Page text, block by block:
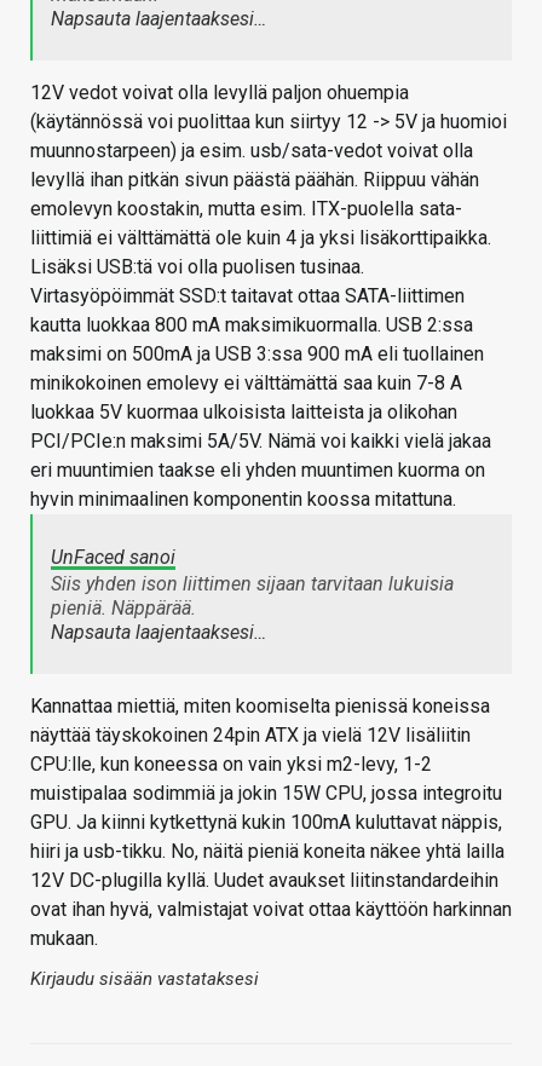
Napsauta laajentaaksesi…
12V vedot voivat olla levyllä paljon ohuempia
(käytännössä voi puolittaa kun siirtyy 12 -> 5V ja huomioi
muunnostarpeen) ja esim. usb/sata-vedot voivat olla
levyllä ihan pitkän sivun päästä päähän. Riippuu vähän
emolevyn koostakin, mutta esim. ITX-puolella sata-
liittimiä ei välttämättä ole kuin 4 ja yksi lisäkorttipaikka.
Lisäksi USB:tä voi olla puolisen tusinaa.
Virtasyöpöimmät SSD:t taitavat ottaa SATA-liittimen
kautta luokkaa 800 mA maksimikuormalla. USB 2:ssa
maksimi on 500mA ja USB 3:ssa 900 mA eli tuollainen
minikokoinen emolevy ei välttämättä saa kuin 7-8 A
luokkaa 5V kuormaa ulkoisista laitteista ja olikohan
PCI/PCIe:n maksimi 5A/5V. Nämä voi kaikki vielä jakaa
eri muuntimien taakse eli yhden muuntimen kuorma on
hyvin minimaalinen komponentin koossa mitattuna.
UnFaced sanoi
Siis yhden ison liittimen sijaan tarvitaan lukuisia
pieniä. Näppärää.
Napsauta laajentaaksesi…
Kannattaa miettiä, miten koomiselta pienissä koneissa
näyttää täyskokoinen 24pin ATX ja vielä 12V lisäliitin
CPU:lle, kun koneessa on vain yksi m2-levy, 1-2
muistipalaa sodimmiä ja jokin 15W CPU, jossa integroitu
GPU. Ja kiinni kytkettynä kukin 100mA kuluttavat näppis,
hiiri ja usb-tikku. No, näitä pieniä koneita näkee yhtä lailla
12V DC-plugilla kyllä. Uudet avaukset liitinstandardeihin
ovat ihan hyvä, valmistajat voivat ottaa käyttöön harkinnan
mukaan.
Kirjaudu sisään vastataksesi